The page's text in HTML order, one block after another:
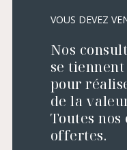
VOUS DEVEZ
Nos
se
pour
de la
Toutes
offertes.